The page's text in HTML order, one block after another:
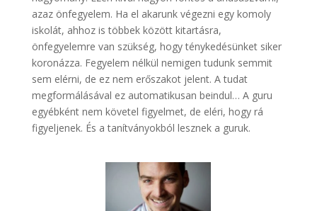
azaz önfegyelem. Ha el akarunk végezni egy komoly
iskolát, ahhoz is többek között kitartásra,
önfegyelemre van szükség, hogy ténykedésünket siker
koronázza. Fegyelem nélkül nemigen tudunk semmit
sem elérni, de ez nem erőszakot jelent. A tudat
megformálásával ez automatikusan beindul… A guru
egyébként nem követel figyelmet, de eléri, hogy rá
figyeljenek. És a tanítványokból lesznek a guruk.